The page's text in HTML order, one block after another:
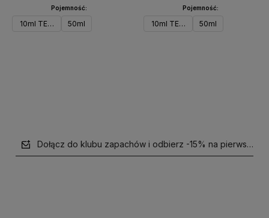
Pojemność:
10ml TESTER 50ml
Pojemność:
10ml TESTER 50ml
Dołącz do klubu zapachów i odbierz -15% na pierwsze